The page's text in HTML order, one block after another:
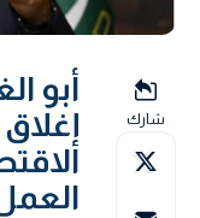
شارك
أبو